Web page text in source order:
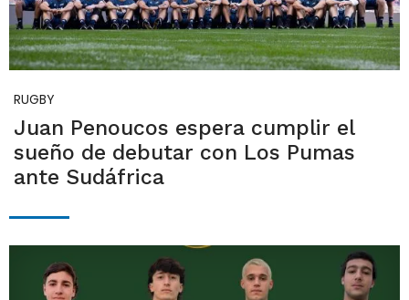
RUGBY
Juan Penoucos espera cumplir el
sueño de debutar con Los Pumas
ante Sudáfrica